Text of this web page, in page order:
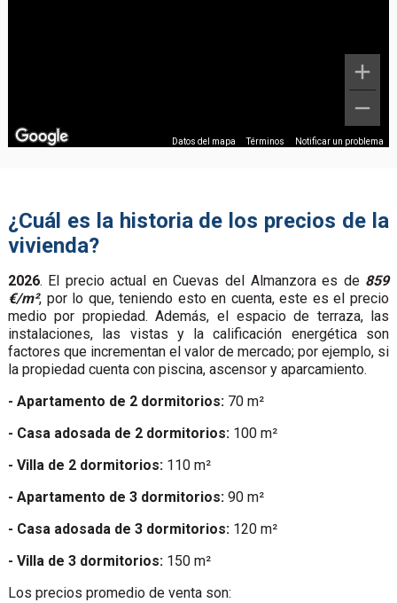
Datos del mapa Términos Notificar un problema
¿Cuál es la historia de los precios de la
vivienda?
2026. El precio actual en Cuevas del Almanzora es de 859
€/m², por lo que, teniendo esto en cuenta, este es el precio
medio por propiedad. Además, el espacio de terraza, las
instalaciones, las vistas y la calificación energética son
factores que incrementan el valor de mercado; por ejemplo, si
la propiedad cuenta con piscina, ascensor y aparcamiento.
- Apartamento de 2 dormitorios:70 m²
- Casa adosada de 2 dormitorios:100 m²
- Villa de 2 dormitorios:110 m²
- Apartamento de 3 dormitorios:90 m²
- Casa adosada de 3 dormitorios:120 m²
- Villa de 3 dormitorios:150 m²
Los precios promedio de venta son: